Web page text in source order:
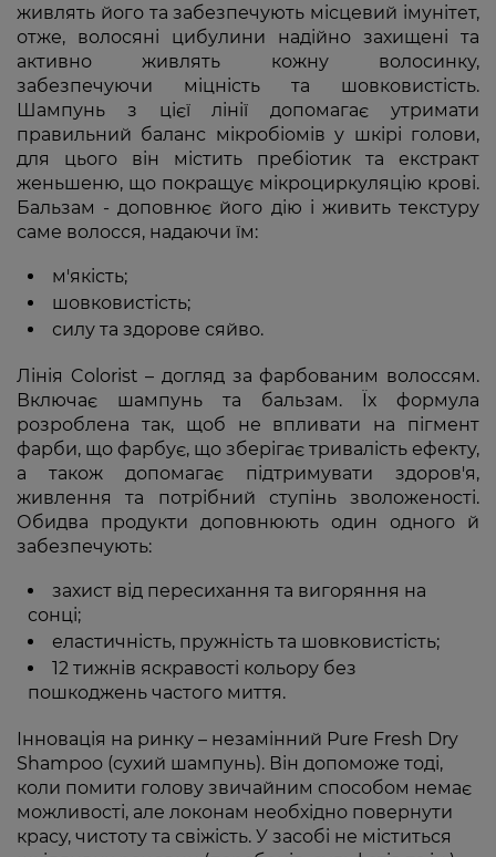
живлять його та забезпечують місцевий імунітет,
отже, волосяні цибулини надійно захищені та
активно живлять кожну волосинку,
забезпечуючи міцність та шовковистість.
Шампунь з цієї лінії допомагає утримати
правильний баланс мікробіомів у шкірі голови,
для цього він містить пребіотик та екстракт
женьшеню, що покращує мікроциркуляцію крові.
Бальзам - доповнює його дію і живить текстуру
саме волосся, надаючи їм:
м'якість;
шовковистість;
силу та здорове сяйво.
Лінія Colorist – догляд за фарбованим волоссям.
Включає шампунь та бальзам. Їх формула
розроблена так, щоб не впливати на пігмент
фарби, що фарбує, що зберігає тривалість ефекту,
а також допомагає підтримувати здоров'я,
живлення та потрібний ступінь зволоженості.
Обидва продукти доповнюють один одного й
забезпечують:
захист від пересихання та вигоряння на
сонці;
еластичність, пружність та шовковистість;
12 тижнів яскравості кольору без
пошкоджень частого миття.
Інновація на ринку – незамінний Pure Fresh Dry
Shampoo (сухий шампунь). Він допоможе тоді,
коли помити голову звичайним способом немає
можливості, але локонам необхідно повернути
красу, чистоту та свіжість. У засобі не міститься